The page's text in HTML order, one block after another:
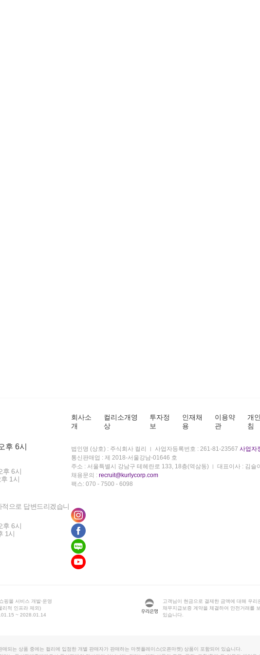
후 6시
후 6시
1시
으로 답변드리겠습니
후 6시
1시
회사소
개
컬리소개영
상
투자정
보
인재채
용
이용약
관
개
침
법인명 (상호) : 주식회사 컬리 사업자등록번호 : 261-81-23567 사업자
통신판매업 : 제 2018-서울강남-01646 호
주소 : 서울특별시 강남구 테헤란로 133, 18층(역삼동)
대표이사 : 김슬
채용문의 : recruit@kurlycorp.com
팩스: 070 - 7500 - 6098
핑몰 서비스 개발·운영
리적 인프라 제외)
~ 2028.01.14
고객님이 현금으로 결제한 금액에 대해 우리
채무지급보증 계약을 체결하여 안전거래를
있습니다.
매되는 상품 중에는 컬리에 입점한 개별 판매자가 판매하는 마켓플레이스(오픈마켓) 상품이 포함되어 있습니다.